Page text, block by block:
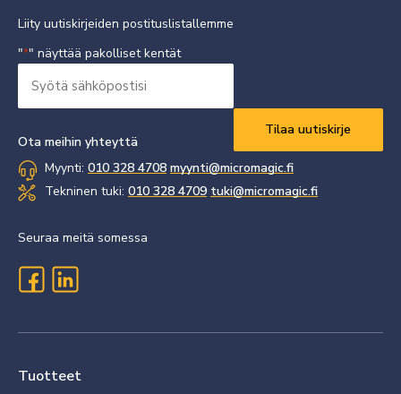
Liity uutiskirjeiden postituslistallemme
"*" näyttää pakolliset kentät
sähköpostisi
Ota meihin yhteyttä
Myynti: 010 328 4708 myynti@micromagic.fi
Tekninen tuki: 010 328 4709 tuki@micromagic.fi
Seuraa meitä somessa
Tuotteet